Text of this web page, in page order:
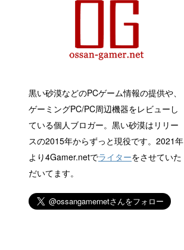
黒い砂漠などのPCゲーム情報の提供や、
ゲーミングPC/PC周辺機器をレビューし
ている個人ブロガー。黒い砂漠はリリー
スの2015年からずっと現役です。2021年
より4Gamer.netでライターをさせていた
だいてます。